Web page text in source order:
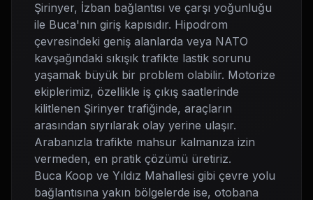
Şirinyer, İzban bağlantısı ve çarşı yoğunluğu
ile Buca'nın giriş kapısıdır. Hipodrom
çevresindeki geniş alanlarda veya NATO
kavşağındaki sıkışık trafikte lastik sorunu
yaşamak büyük bir problem olabilir. Motorize
ekiplerimiz, özellikle iş çıkış saatlerinde
kilitlenen Şirinyer trafiğinde, araçların
arasından sıyrılarak olay yerine ulaşır.
Arabanızla trafikte mahsur kalmanıza izin
vermeden, en pratik çözümü üretiriz.
Buca Koop ve Yıldız Mahallesi gibi çevre yolu
bağlantısına yakın bölgelerde ise, otobana